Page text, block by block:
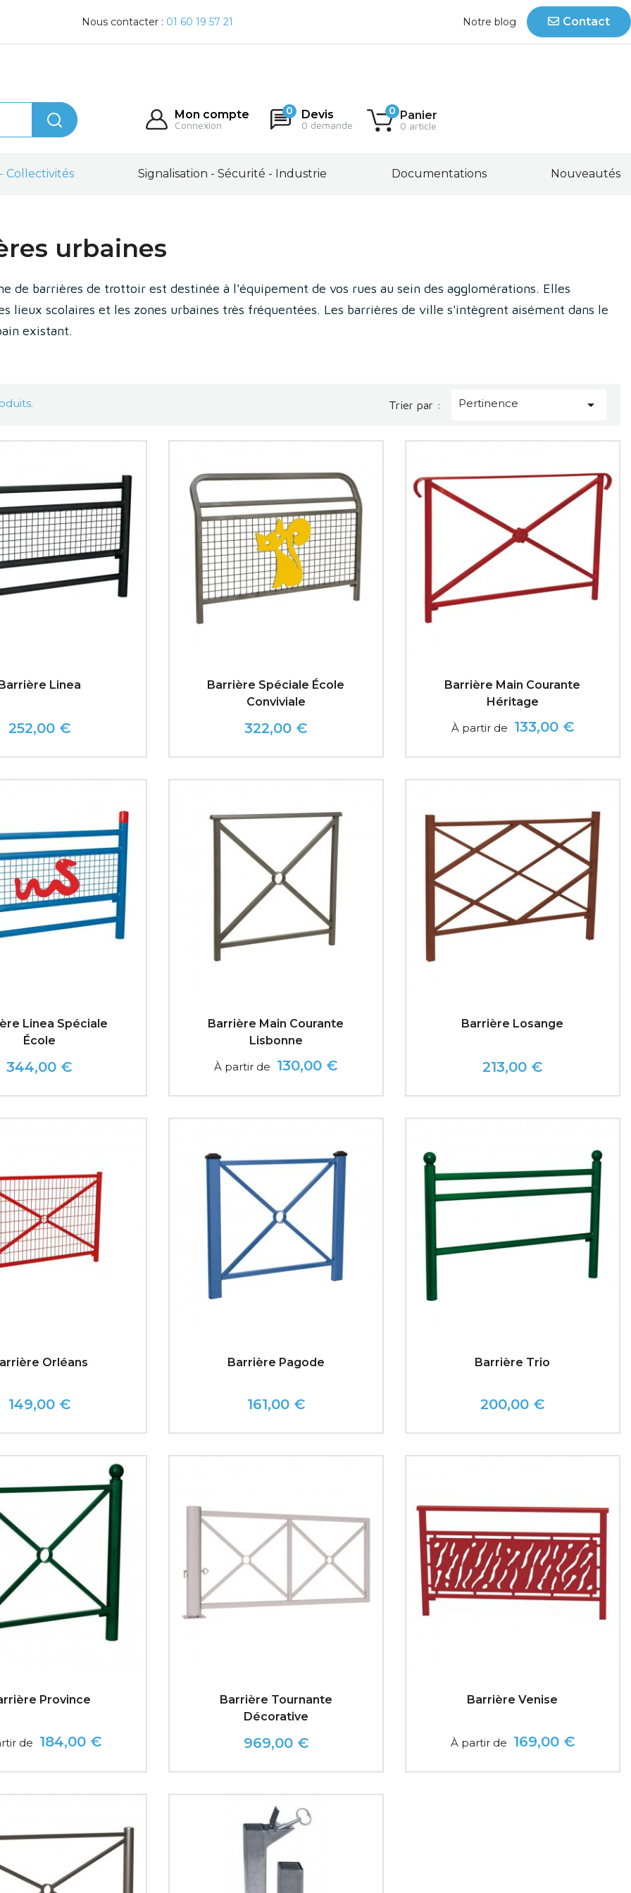
Nous contacter : 01 60 19 57 21 Notre blog Contact
Mon compte
Connexion
Devis
0 demande
0 0 Panier
0 article
Collectivités Signalisation - Sécurité - Industrie Documentations Nouveautés
urbaines
de barrières de trottoir est destinée à l'équipement de vos rues au sein des agglomérations. Elles
lieux scolaires et les zones urbaines très fréquentées. Les barrières de ville s'intègrent aisément dans le
existant.
Trier par : Pertinence 
Linea
Prix
252,00 €
Barrière Spéciale École
Conviviale
Prix
322,00 €
Barrière Main Courante
Héritage
Prix
À partir de 133,00 €
Linea Spéciale
École
Prix
344,00 €
Barrière Main Courante
Lisbonne
Prix
À partir de 130,00 €
Barrière Losange
Prix
213,00 €
Orléans
Prix
149,00 €
Barrière Pagode
Prix
161,00 €
Barrière Trio
Prix
200,00 €
Province
Prix
de 184,00 €
Barrière Tournante
Décorative
Prix
969,00 €
Barrière Venise
Prix
À partir de 169,00 €